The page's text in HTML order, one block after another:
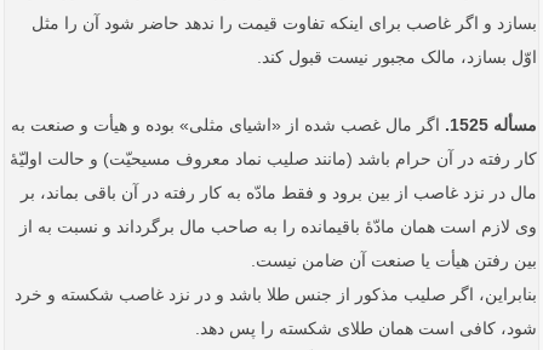
بسازد و اگر غاصب برای اینکه تفاوت قیمت را ندهد حاضر شود آن را مثل
اوّل بسازد، مالک مجبور نیست قبول کند.
مسأله 1525.
اگر مال غصب شده از «اشیای مثلی» بوده و هیأت و صنعت به
کار رفته در آن حرام باشد (مانند صلیب نماد معروف مسیحیّت) و حالت اولیّۀ
مال در نزد غاصب از بین برود و فقط مادّه به کار رفته در آن باقی بماند، بر
وی لازم است همان مادّۀ باقیمانده را به صاحب مال برگرداند و نسبت به از
بین رفتن هیأت یا صنعت آن ضامن نیست.
بنابراین، اگر صلیب مذکور از جنس طلا باشد و در نزد غاصب شکسته و خرد
شود، کافی است همان طلای شکسته را پس دهد.